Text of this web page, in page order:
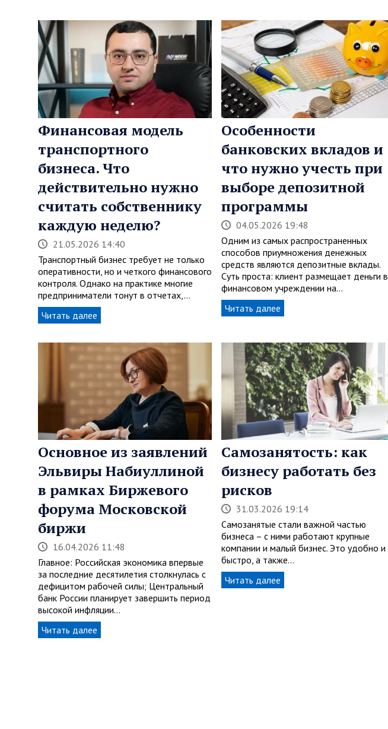
Финансовая модель
транспортного
бизнеса. Что
действительно нужно
считать собственнику
каждую неделю?
21.05.2026 14:40
Транспортный бизнес требует не только
оперативности, но и четкого финансового
контроля. Однако на практике многие
предприниматели тонут в отчетах,…
Читать далее
Особенности
банковских вкладов и
что нужно учесть при
выборе депозитной
программы
04.05.2026 19:48
Одним из самых распространенных
способов приумножения денежных
средств являются депозитные вклады.
Суть проста: клиент размещает деньги в
финансовом учреждении на…
Читать далее
Основное из заявлений
Эльвиры Набиуллиной
в рамках Биржевого
форума Московской
биржи
16.04.2026 11:48
Главное: Российская экономика впервые
за последние десятилетия столкнулась с
дефицитом рабочей силы; Центральный
банк России планирует завершить период
высокой инфляции…
Читать далее
Самозанятость: как
бизнесу работать без
рисков
31.03.2026 19:14
Самозанятые стали важной частью
бизнеса – с ними работают крупные
компании и малый бизнес. Это удобно и
быстро, а также…
Читать далее